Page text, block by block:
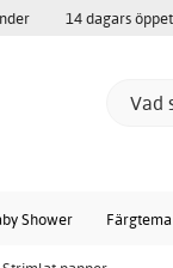
14 dagars
Shower Färgtema